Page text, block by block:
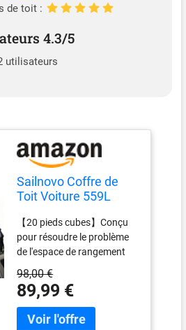
de toit :
4.3/5
utilisateurs
Sailnovo Coffre de
Toit Voiture 559L
Voiture Pliable
【20 pieds cubes】Conçu
pour résoudre le problème
de l'espace de rangement
limité dans votre voiture.
C'est pourquoi la capacité
est cruciale. Les dimensions
totales du coffre de toit de
voiture sont de
98,00 €
89,99 €